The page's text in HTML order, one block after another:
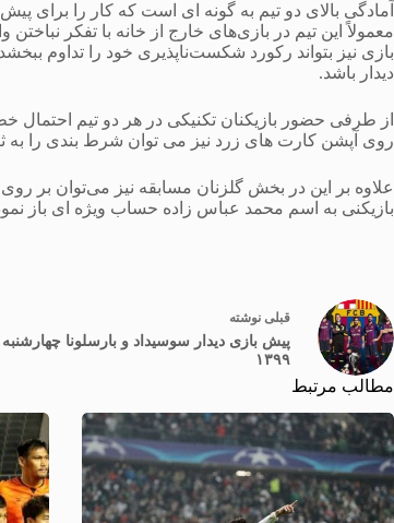
آمادگی بالای دو تیم به گونه ای است که کار را برای
معمولاً این تیم در بازی‌های خارج از خانه با تفکر
بازی نیز بتواند رکورد شکست‌ناپذیری خود را تداوم
دیدار باشد.
از طرفی حضور بازیکنان تکنیکی در هر دو تیم احتمال
روی آپشن کارت های زرد نیز می توان شرط بندی را به
علاوه بر این در بخش گلزنان مسابقه نیز می‌توان بر
بازیکنی به اسم محمد عباس زاده حساب ویژه ای باز
قبلی نوشته
۱۳۹۹
مطالب مرتبط